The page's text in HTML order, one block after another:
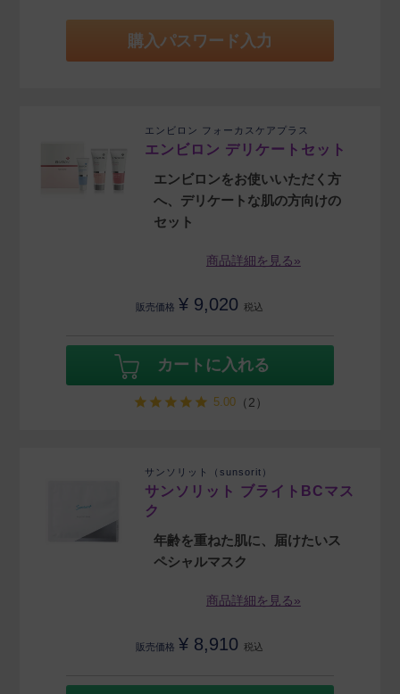
購入パスワード入力
エンビロン フォーカスケアプラス
エンビロン デリケートセット
エンビロンをお使いいただく方
へ、デリケートな肌の方向けの
セット
商品詳細を見る»
販売価格 ¥ 9,020 税込
カートに入れる
5.00（2）
サンソリット（sunsorit）
サンソリット ブライトBCマス
ク
年齢を重ねた肌に、届けたいス
ペシャルマスク
商品詳細を見る»
販売価格 ¥ 8,910 税込